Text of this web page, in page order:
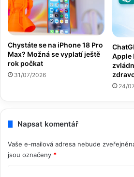
Chystáte se na iPhone 18 Pro
Max? Možná se vyplatí ještě
rok počkat
31/07/2026
Apple
24/
Napsat komentář
Vaše e-mailová adresa nebude
jsou označeny *